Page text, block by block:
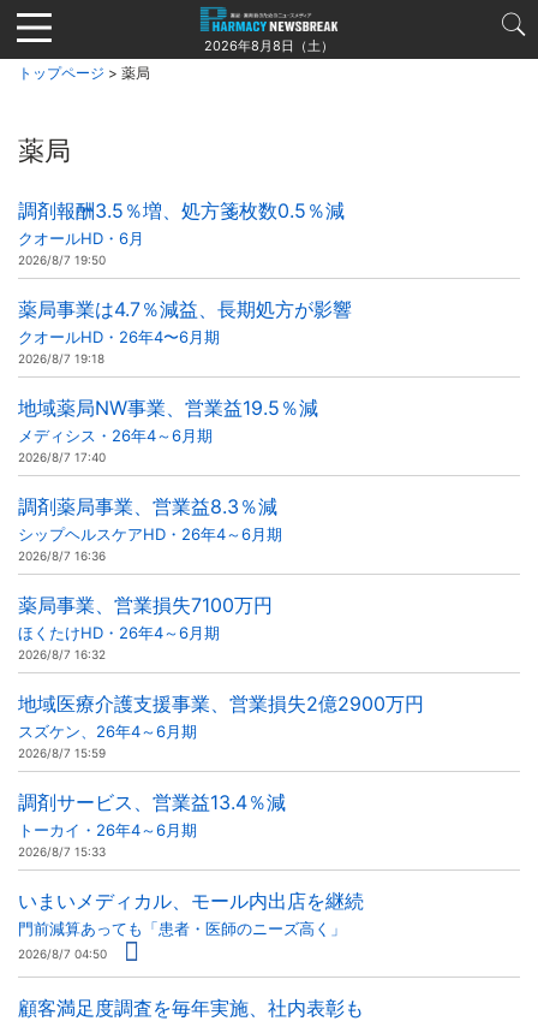
Jump
to
navigation
2026年8月8日（土）
トップページ > 薬局
薬局
調剤報酬3.5％増、処方箋枚数0.5％減
クオールHD・6月
2026/8/7 19:50
薬局事業は4.7％減益、長期処方が影響
クオールHD・26年4〜6月期
2026/8/7 19:18
地域薬局NW事業、営業益19.5％減
メディシス・26年4～6月期
2026/8/7 17:40
調剤薬局事業、営業益8.3％減
シップヘルスケアHD・26年4～6月期
2026/8/7 16:36
薬局事業、営業損失7100万円
ほくたけHD・26年4～6月期
2026/8/7 16:32
地域医療介護支援事業、営業損失2億2900万円
スズケン、26年4～6月期
2026/8/7 15:59
調剤サービス、営業益13.4％減
トーカイ・26年4～6月期
2026/8/7 15:33
いまいメディカル、モール内出店を継続
門前減算あっても「患者・医師のニーズ高く」
2026/8/7 04:50
顧客満足度調査を毎年実施、社内表彰も